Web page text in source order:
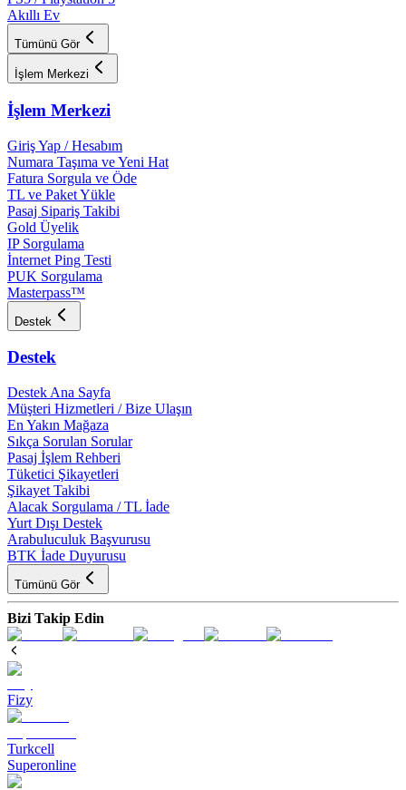
Akıllı Ev
Tümünü Gör
İşlem Merkezi
İşlem Merkezi
Giriş Yap / Hesabım
Numara Taşıma ve Yeni Hat
Fatura Sorgula ve Öde
TL ve Paket Yükle
Pasaj Sipariş Takibi
Gold Üyelik
IP Sorgulama
İnternet Ping Testi
PUK Sorgulama
Masterpass™
Destek
Destek
Destek Ana Sayfa
Müşteri Hizmetleri / Bize Ulaşın
En Yakın Mağaza
Sıkça Sorulan Sorular
Pasaj İşlem Rehberi
Tüketici Şikayetleri
Şikayet Takibi
Alacak Sorgulama / TL İade
Yurt Dışı Destek
Arabuluculuk Başvurusu
BTK İade Duyurusu
Tümünü Gör
Bizi Takip Edin
Fizy
Turkcell
Superonline